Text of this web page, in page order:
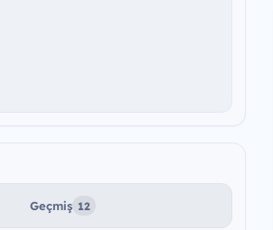
Geçmiş 12